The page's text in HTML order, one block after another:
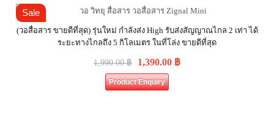
Sale
(วอสื่อสาร ขายดีที่สุด) รุ่นใหม่ กำลังส่ง High รับส่งสัญญาณไกล 2 เท่า ได้
ระยะทางไกลถึง 5 กิโลเมตร ในที่โล่ง ขายดีที่สุด
1,990.00฿ 1,390.00 ฿
Product Enquiry